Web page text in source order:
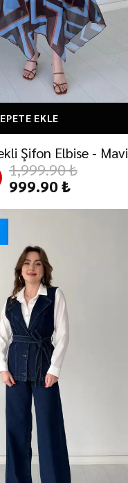
EKLE
Şifon Elbise - Mavi
1,999.90 ₺
999.90 ₺